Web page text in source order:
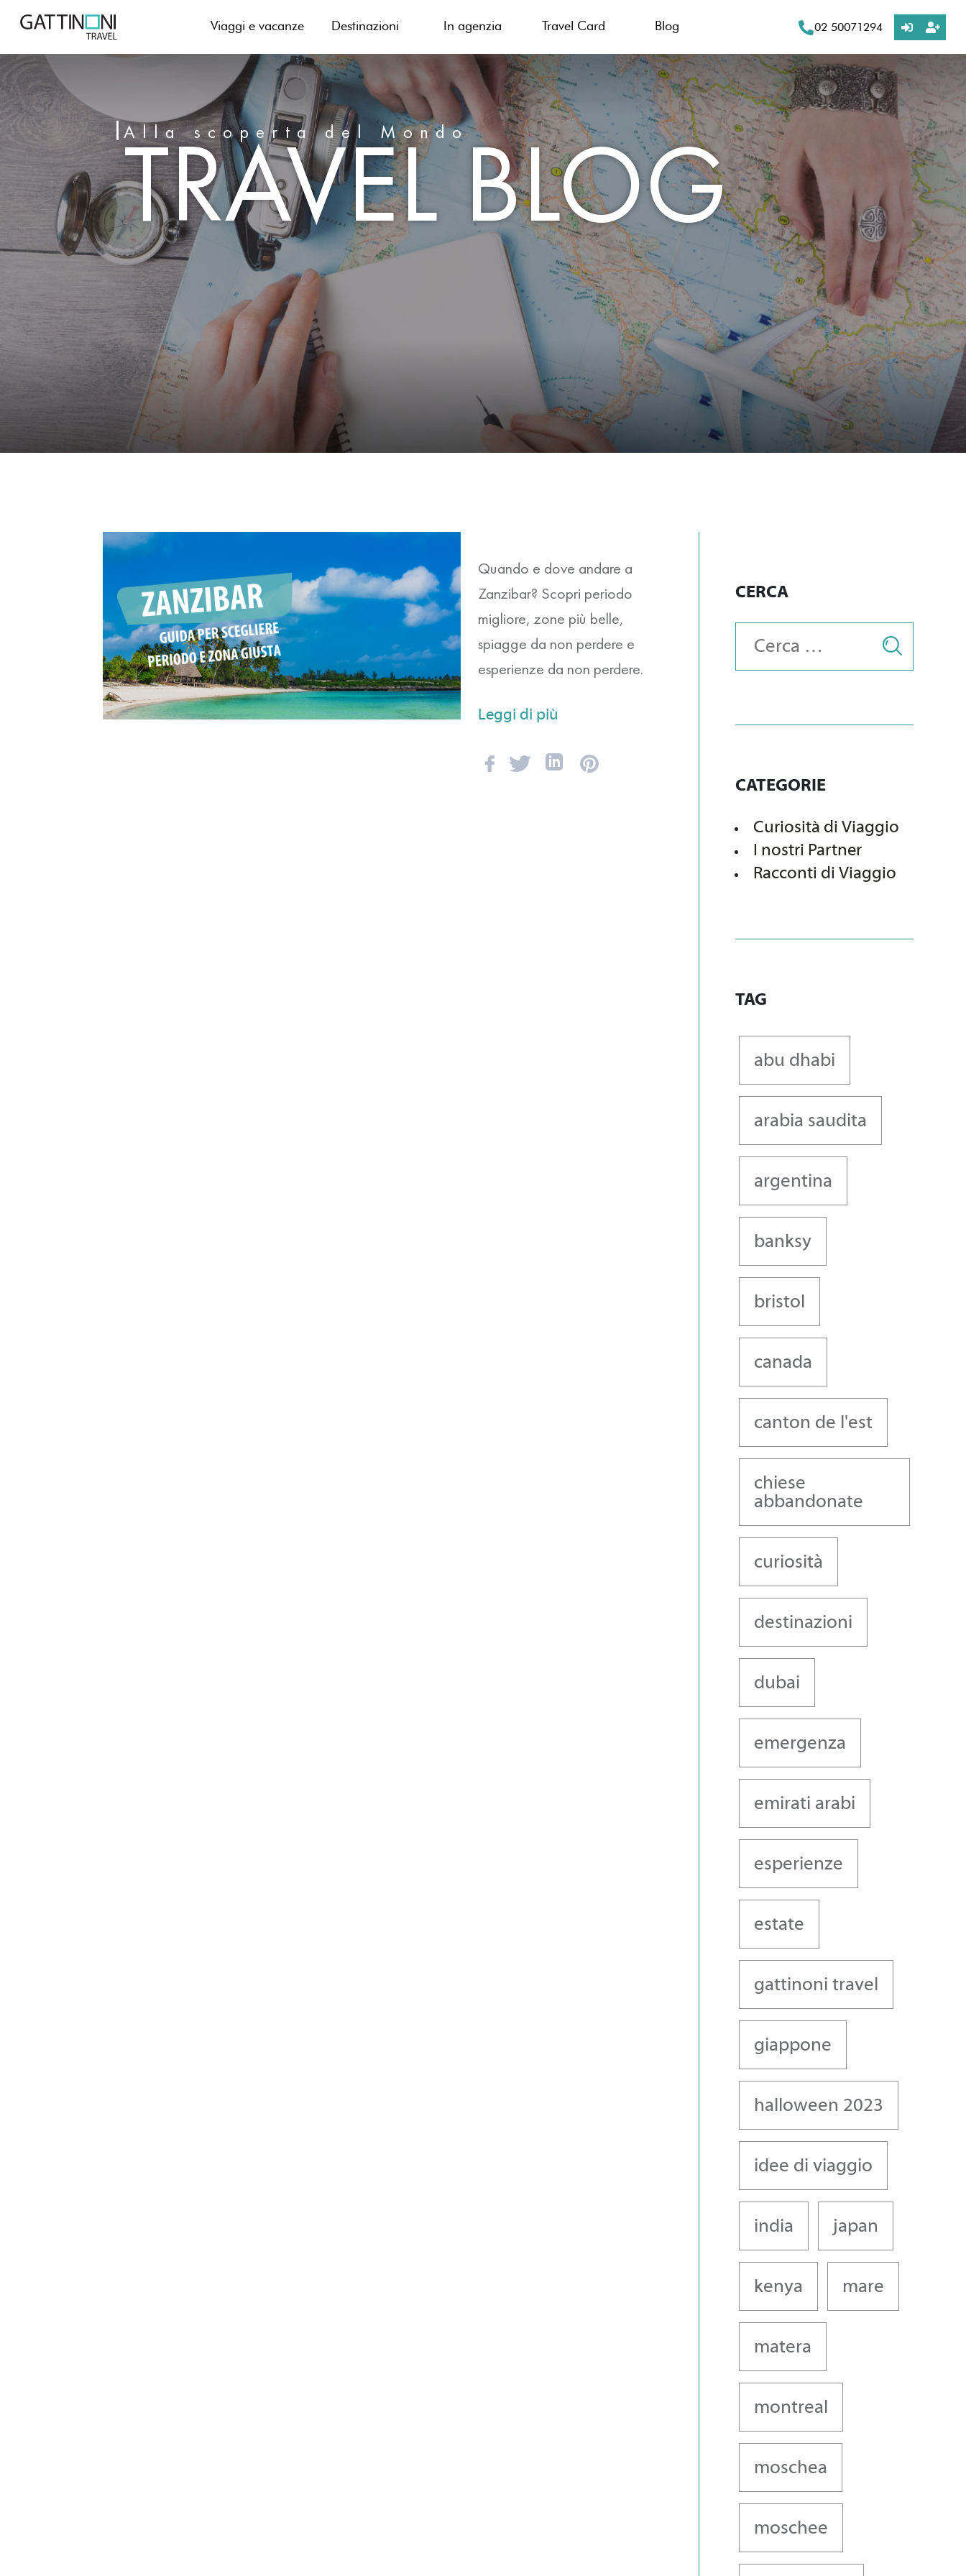
Viaggi e vacanze Destinazioni In agenzia Travel Card Blog 02 50071294
Alla scoperta del Mondo
TRAVEL BLOG
Quando e dove andare a
Zanzibar? Scopri periodo
migliore, zone più belle,
spiagge da non perdere e
esperienze da non perdere.
Leggi di più
CERCA
CATEGORIE
Curiosità di Viaggio
I nostri Partner
Racconti di Viaggio
TAG
abu dhabi
arabia saudita
argentina
banksy
bristol
canada
canton de l'est
chiese
abbandonate
curiosità
destinazioni
dubai
emergenza
emirati arabi
esperienze
estate
gattinoni travel
giappone
halloween 2023
idee di viaggio
india japan
kenya mare
matera
montreal
moschea
moschee